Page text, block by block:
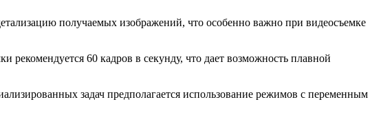
получаемых изображений, что особенно важно при видеосъемке
рекомендуется 60 кадров в секунду, что дает возможность плавной
задач предполагается использование режимов с переменным